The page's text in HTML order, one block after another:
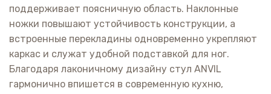
поддерживает поясничную область. Наклонные
ножки повышают устойчивость конструкции, а
встроенные перекладины одновременно укрепляют
каркас и служат удобной подставкой для ног.
Благодаря лаконичному дизайну стул ANVIL
гармонично впишется в современную кухню,